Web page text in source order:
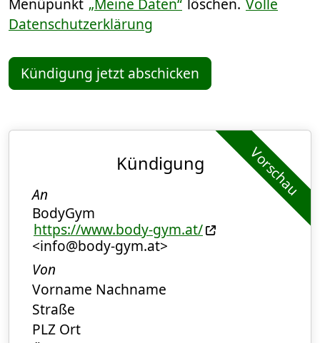
Menüpunkt „Meine Daten“ löschen. Volle
Datenschutzerklärung
Kündigung jetzt abschicken
Vorschau
Kündigung
An
BodyGym
https://www.body-gym.at/
<info@body-gym.at>
Von
Vorname Nachname
Straße
PLZ Ort